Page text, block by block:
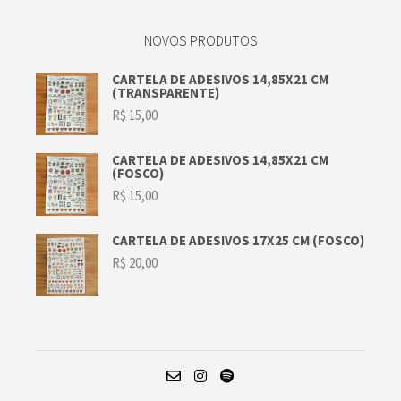
NOVOS PRODUTOS
CARTELA DE ADESIVOS 14,85X21 CM
(TRANSPARENTE)
R$ 15,00
CARTELA DE ADESIVOS 14,85X21 CM
(FOSCO)
R$ 15,00
CARTELA DE ADESIVOS 17X25 CM (FOSCO)
R$ 20,00